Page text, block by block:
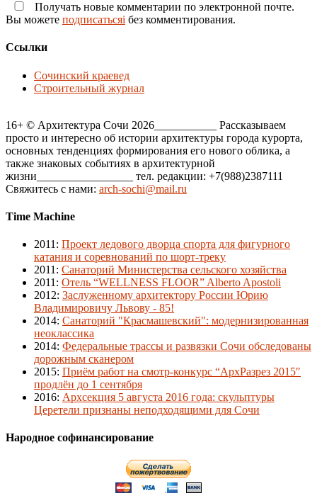
Получать новые комментарии по электронной почте.
Вы можете подписатьсяi без комментирования.
Ссылки
Сочинский краевед
Строительный журнал
16+ © Архитектура Сочи 2026___________ Рассказываем
просто и интересно об истории архитектуры города курорта,
основных тенденциях формирования его нового облика, а
также знаковых событиях в архитектурной
жизни_________________ тел. редакции: +7(988)2387111
Свяжитесь с нами: arch-sochi@mail.ru
Time Machine
2011 : Проект ледового дворца спорта для фигурного
катания и соревнований по шорт-треку
2011 : Санаторий Министерства сельского хозяйства
2011 : Отель “WELLNESS FLOOR” Alberto Apostoli
2012: Заслуженному архитектору России Юрию
Владимировичу Львову - 85!
2014: Санаторий "Красмашевский": модернизированная
неоклассика
2014: Федеральные трассы и развязки Сочи обследованы
дорожным сканером
2015: Приём работ на смотр-конкурс “АрхРазрез 2015″
продлён до 1 сентября
2016: Архсекция 5 августа 2016 года: скульптуры
Церетели признаны неподходящими для Сочи
Народное софинансирование